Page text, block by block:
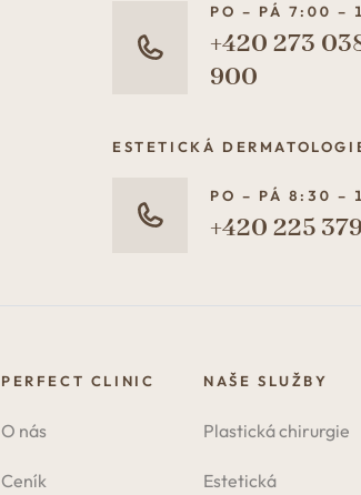
PO – PÁ 7:00 –
+420 273
900
ESTETICKÁ
PO – PÁ 8:30 –
+420 225
PERFECT CLINIC
O nás
Ceník
NAŠE SLUŽBY
Plastická chirurgie
Estetická